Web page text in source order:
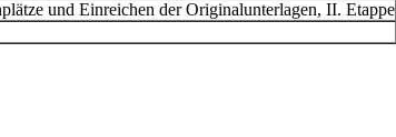
und Einreichen der Originalunterlagen, II. Etappe